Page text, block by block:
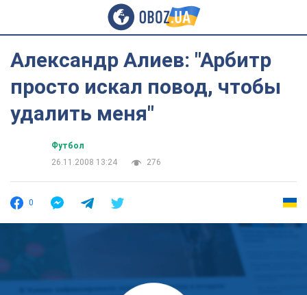
Александр Алиев: "Арбитр
просто искал повод, чтобы
удалить меня"
Футбол
26.11.2008 13:24
276
0